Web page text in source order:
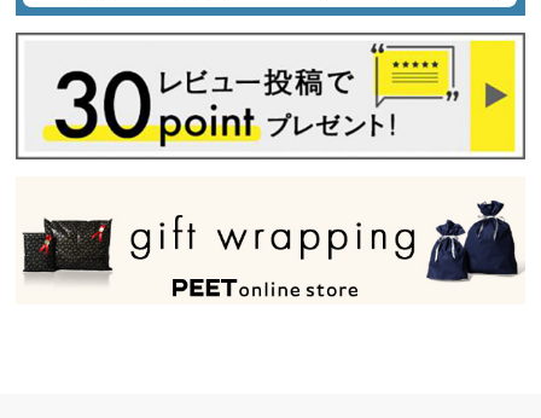
tune 絞り込んで検索する